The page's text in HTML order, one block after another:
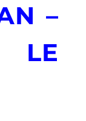
–
LE